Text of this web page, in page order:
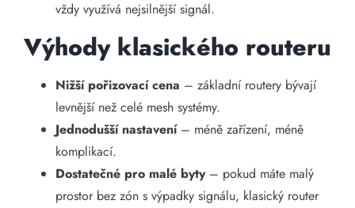
vždy využívá nejsilnější signál.
Výhody klasického routeru
Nižší pořizovací cena – základní routery bývají
levnější než celé mesh systémy.
Jednodušší nastavení– méně zařízení, méně
komplikací.
Dostatečné pro malé byty– pokud máte malý
prostor bez zón s výpadky signálu, klasický router